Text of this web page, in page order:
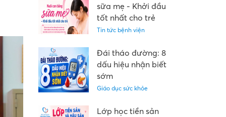
cận lâm sàng trên
Medinet”
sữa mẹ - Khởi đầu
tốt nhất cho trẻ
Tin tức bệnh viện
Đái tháo đường: 8
dấu hiệu nhận biết
sớm
Giáo dục sức khỏe
Lớp học tiền sản